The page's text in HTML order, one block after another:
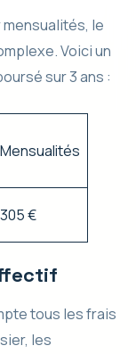
le
Voici un
sur 3 ans :
Mensualités
305 €
tous les frais
les